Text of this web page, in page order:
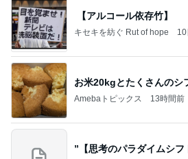
【アルコール依存竹】
キセキを紡ぐ Rut of hope
お米20kgとたくさんのシ
Amebaトピックス 13時間前
”【思考のパラダイムシ